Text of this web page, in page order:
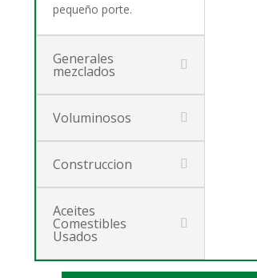
pequeño porte.
Generales
mezclados
Voluminosos
Construccion
Aceites
Comestibles
Usados